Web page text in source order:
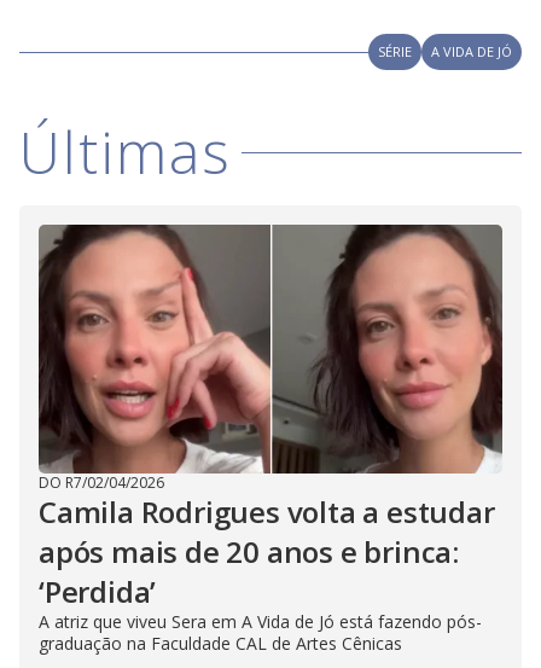
SÉRIE A VIDA DE JÓ
Últimas
DO R7/02/04/2026
Camila Rodrigues volta a estudar
após mais de 20 anos e brinca:
‘Perdida’
A atriz que viveu Sera em A Vida de Jó está fazendo pós-
graduação na Faculdade CAL de Artes Cênicas